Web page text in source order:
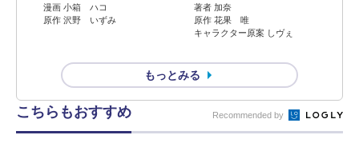
漫画 小箱 ハコ
原作 沢野 いずみ
著者 加奈
原作 花果 唯
キャラクター原案 しヴぇ
もっとみる
こちらもおすすめ Recommended by